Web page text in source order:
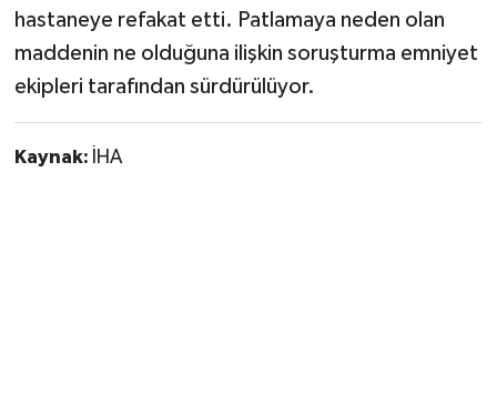
hastaneye refakat etti. Patlamaya neden olan
maddenin ne olduğuna ilişkin soruşturma emniyet
ekipleri tarafından sürdürülüyor.
Kaynak: İHA